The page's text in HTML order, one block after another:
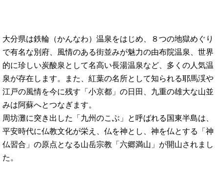
大分県は鉄輪（かんなわ）温泉をはじめ、８つの地獄めぐり
で有名な別府、風情のある街並みが魅力の由布院温泉、世界
的に珍しい炭酸泉として名高い長湯温泉など、多くの人気温
泉が存在します。また、紅葉の名所として知られる耶馬渓や
江戸の風情を今に残す「小京都」の日田、九重の雄大な山並
みは阿蘇へとつなぎます。
周坊灘に突き出した「九州のこぶ」と呼ばれる国東半島は、
平安時代に仏教文化が栄え、仏を神とし、神を仏とする「神
仏習合」の原点となる山岳宗教「六郷満山」が開山されまし
た。